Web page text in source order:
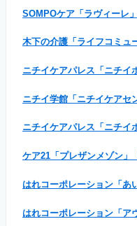
SOMPOケア「ラヴィーレ」
木下の介護「ライフコミュ
ニチイケアパレス「ニチイ
ニチイ学館「ニチイケアセ
ニチイケアパレス「ニチイ
ケア21「プレザンメゾン」
はれコーポレーション「あ
はれコーポレーション「ア